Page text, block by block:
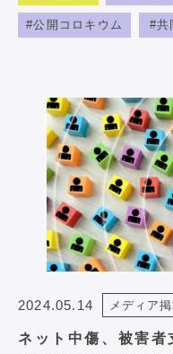
公開コロキウム 共
2024.05.14 メディア
ネット中傷、被害